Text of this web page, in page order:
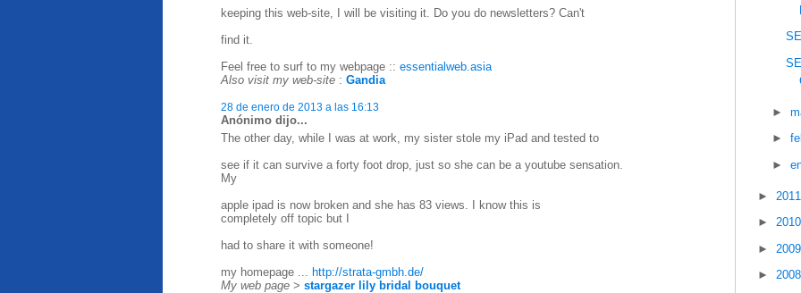
keeping this web-site, I will be visiting it. Do you do newsletters? Can't
find it.
Feel free to surf to my webpage :: essentialweb.asia
Also visit my web-site : Gandia
28 de enero de 2013 a las 16:13
Anónimo dijo...
The other day, while I was at work, my sister stole my iPad and tested to
see if it can survive a forty foot drop, just so she can be a youtube sensation.
My
apple ipad is now broken and she has 83 views. I know this is
completely off topic but I
had to share it with someone!
my homepage ... http://strata-gmbh.de/
My web page > stargazer lily bridal bouquet
►
►
►
►
►
►
►